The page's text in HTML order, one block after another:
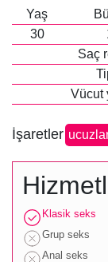
Yaş
30
Saç
Vücut
İşaretler
Klasik seks
Grup seks
Anal seks